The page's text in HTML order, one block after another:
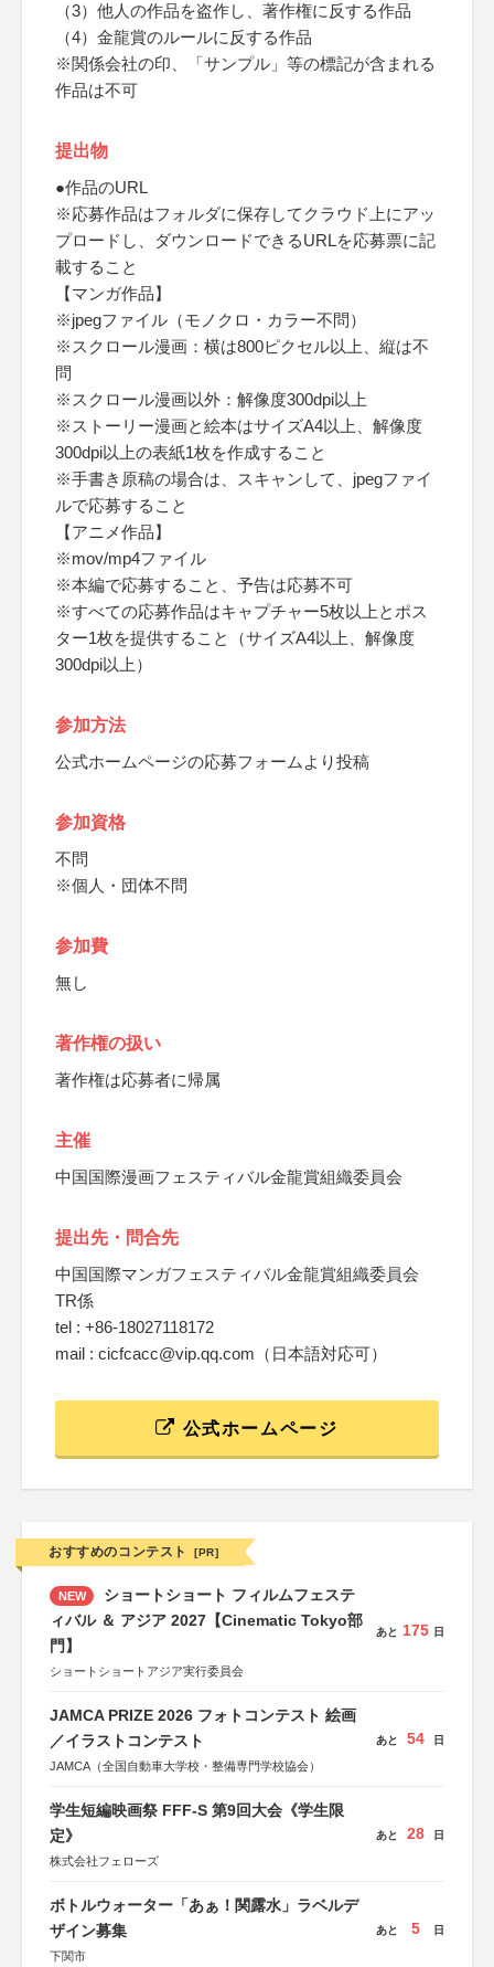
（3）他人の作品を盗作し、著作権に反する作品
（4）金龍賞のルールに反する作品
※関係会社の印、「サンプル」等の標記が含まれる
作品は不可
提出物
●作品のURL
※応募作品はフォルダに保存してクラウド上にアッ
プロードし、ダウンロードできるURLを応募票に記
載すること
【マンガ作品】
※jpegファイル（モノクロ・カラー不問）
※スクロール漫画：横は800ピクセル以上、縦は不
問
※スクロール漫画以外：解像度300dpi以上
※ストーリー漫画と絵本はサイズA4以上、解像度
300dpi以上の表紙1枚を作成すること
※手書き原稿の場合は、スキャンして、jpegファイ
ルで応募すること
【アニメ作品】
※mov/mp4ファイル
※本編で応募すること、予告は応募不可
※すべての応募作品はキャプチャー5枚以上とポス
ター1枚を提供すること（サイズA4以上、解像度
300dpi以上）
参加方法
公式ホームページの応募フォームより投稿
参加資格
不問
※個人・団体不問
参加費
無し
著作権の扱い
著作権は応募者に帰属
主催
中国国際漫画フェスティバル金龍賞組織委員会
提出先・問合先
中国国際マンガフェスティバル金龍賞組織委員会
TR係
tel : +86-18027118172
mail : cicfcacc@vip.qq.com（日本語対応可）
公式ホームページ
おすすめのコンテスト [PR]
NEW
ショートショート フィルムフェステ
ィバル ＆ アジア 2027【Cinematic Tokyo部
門】
ショートショートアジア実行委員会
あと 175 日
JAMCA PRIZE 2026 フォトコンテスト 絵画
／イラストコンテスト
JAMCA（全国自動車大学校・整備専門学校協会）
あと 54 日
学生短編映画祭 FFF-S 第9回大会《学生限
定》
株式会社フェローズ
あと 28 日
ボトルウォーター「あぁ！関露水」ラベルデ
ザイン募集
下関市
あと 5 日